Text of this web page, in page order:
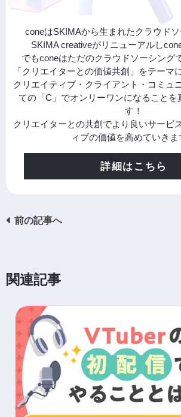
coneはSKIMAから生まれたクラウドソ
SKIMA creativeがリニューアルし
でもconeはただのクラウドソーシング
「クリエイターとの価値共創」をテーマ
クリエイティブ・クライアント・コミュ
ての「C」でオンリーワンになることを
す！
クリエイターとの共創でより良いサービ
ィブの価値を高めていきま
詳細はこちら
前の記事へ
関連記事